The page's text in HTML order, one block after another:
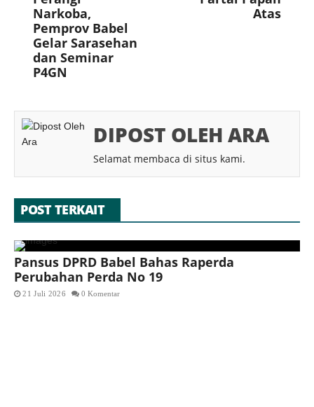
Narkoba,
Pemprov Babel
Gelar Sarasehan
dan Seminar
P4GN
Atas
DIPOST OLEH ARA
Selamat membaca di situs kami.
POST TERKAIT
Pansus DPRD Babel Bahas Raperda
Perubahan Perda No 19
21 Juli 2026 0 Komentar